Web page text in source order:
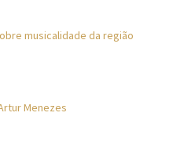
musicalidade da região
Menezes